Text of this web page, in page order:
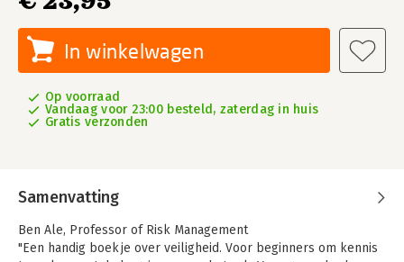
In winkelwagen
Op voorraad
Vandaag voor 23:00 besteld, zaterdag in huis
Gratis verzonden
Samenvatting
Ben Ale, Professor of Risk Management
"Een handig boekje over veiligheid. Voor beginners om kennis